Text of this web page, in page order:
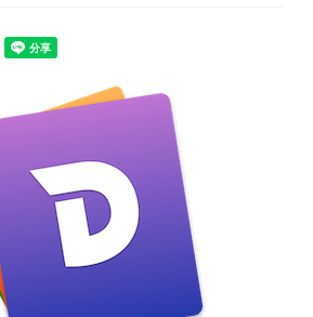
薦]
離
API